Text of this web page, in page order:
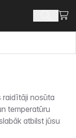
Meklēt
raidītāji nosūta
temperatūru
atbilst jūsu